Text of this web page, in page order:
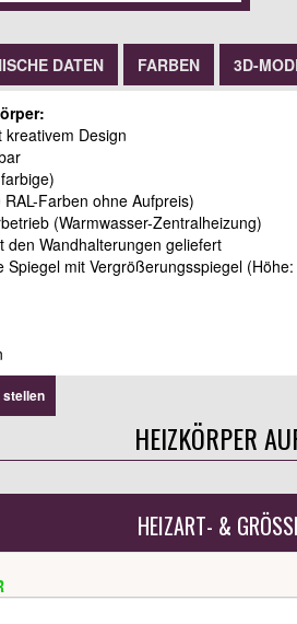
DATEN FARBEN 3D-
Design
Farben ohne Aufpreis)
(Warmwasser-Zentralheizung)
den Wandhalterungen geliefert
Spiegel mit Vergrößerungsspiegel
stellen
HEIZKÖRPER
HEIZART- &